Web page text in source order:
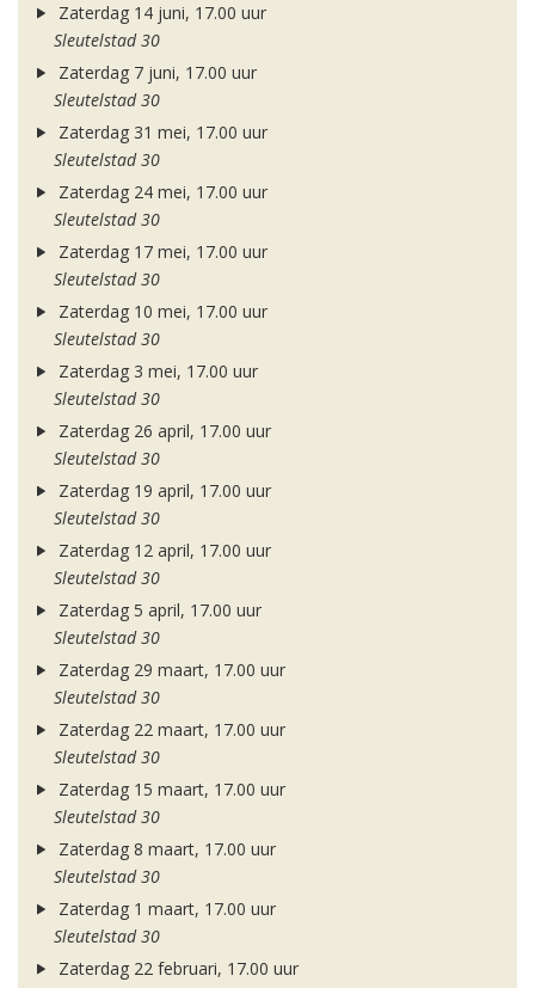
Zaterdag 14 juni, 17.00 uur
Sleutelstad 30
Zaterdag 7 juni, 17.00 uur
Sleutelstad 30
Zaterdag 31 mei, 17.00 uur
Sleutelstad 30
Zaterdag 24 mei, 17.00 uur
Sleutelstad 30
Zaterdag 17 mei, 17.00 uur
Sleutelstad 30
Zaterdag 10 mei, 17.00 uur
Sleutelstad 30
Zaterdag 3 mei, 17.00 uur
Sleutelstad 30
Zaterdag 26 april, 17.00 uur
Sleutelstad 30
Zaterdag 19 april, 17.00 uur
Sleutelstad 30
Zaterdag 12 april, 17.00 uur
Sleutelstad 30
Zaterdag 5 april, 17.00 uur
Sleutelstad 30
Zaterdag 29 maart, 17.00 uur
Sleutelstad 30
Zaterdag 22 maart, 17.00 uur
Sleutelstad 30
Zaterdag 15 maart, 17.00 uur
Sleutelstad 30
Zaterdag 8 maart, 17.00 uur
Sleutelstad 30
Zaterdag 1 maart, 17.00 uur
Sleutelstad 30
Zaterdag 22 februari, 17.00 uur